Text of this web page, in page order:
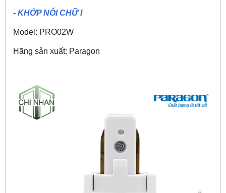
- KHỚP NỐI CHỮ I
Model: PRO02W
Hãng sản xuất: Paragon